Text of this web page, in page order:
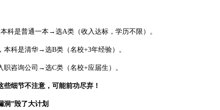
是普通一本→选A类（收入达标，学历不限）。
科是清华→选B类（名校+3年经验）。
咨询公司→选C类（名校+应届生）。
细节不注意，可能前功尽弃！
”毁了大计划